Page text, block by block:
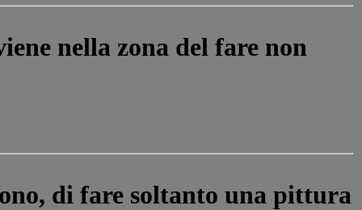
nella zona del fare non
di fare soltanto una pittura